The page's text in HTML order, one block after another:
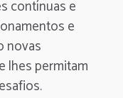
contínuas e
e
novas
lhes permitam